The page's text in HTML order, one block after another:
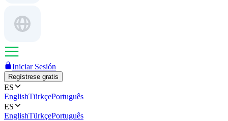
Iniciar Sesión
Regístrese gratis
ES
EnglishTürkçePortuguês
ES
EnglishTürkçePortuguês